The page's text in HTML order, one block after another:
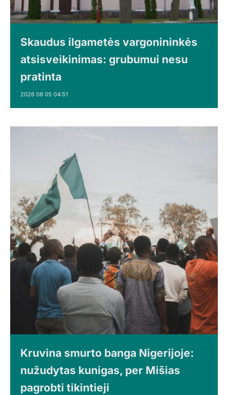
Skaudus ilgametės vargonininkės
atsisveikinimas: grubumui nesu
pratinta
2026 08 05 04:51
Kruvina smurto banga Nigerijoje:
nužudytas kunigas, per Mišias
pagrobti tikintieji